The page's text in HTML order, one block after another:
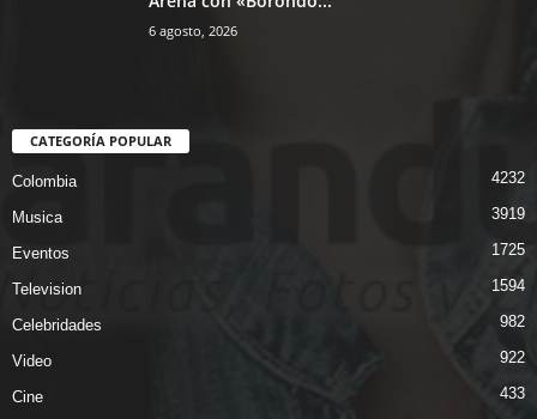
6 agosto, 2026
CATEGORÍA POPULAR
Colombia 4232
Musica 3919
Eventos 1725
Television 1594
Celebridades 982
Video 922
Cine 433